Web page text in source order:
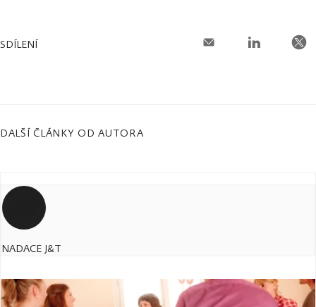
SDÍLENÍ
DALŠÍ ČLÁNKY OD AUTORA
NADACE J&T